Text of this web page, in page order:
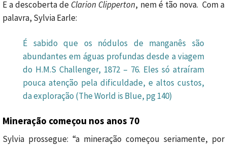
E a descoberta de Clarion Clipperton, nem é tão nova. Com a
palavra, Sylvia Earle:
É sabido que os nódulos de manganês são
abundantes em águas profundas desde a viagem
do H.M.S Challenger, 1872 – 76. Eles só atraíram
pouca atenção pela dificuldade, e altos custos,
da exploração (The World is Blue, pg 140)
Mineração começou nos anos 70
Sylvia prossegue: “a mineração começou seriamente, por